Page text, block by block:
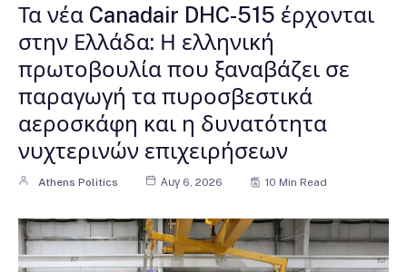
Τα νέα Canadair DHC-515 έρχονται
στην Ελλάδα: Η ελληνική
πρωτοβουλία που ξαναβάζει σε
παραγωγή τα πυροσβεστικά
αεροσκάφη και η δυνατότητα
νυχτερινών επιχειρήσεων
Athens Politics Αυγ 6, 2026 10 Min Read